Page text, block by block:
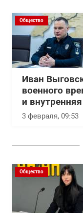
Общество
Иван
военного
и
3 февраля, 09:53
Общество